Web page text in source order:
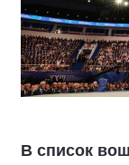
В список